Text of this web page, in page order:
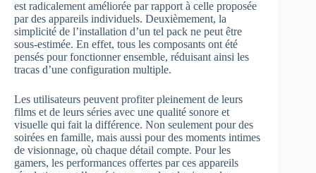
est radicalement améliorée par rapport à celle proposée
par des appareils individuels. Deuxièmement, la
simplicité de l’installation d’un tel pack ne peut être
sous-estimée. En effet, tous les composants ont été
pensés pour fonctionner ensemble, réduisant ainsi les
tracas d’une configuration multiple.
Les utilisateurs peuvent profiter pleinement de leurs
films et de leurs séries avec une qualité sonore et
visuelle qui fait la différence. Non seulement pour des
soirées en famille, mais aussi pour des moments intimes
de visionnage, où chaque détail compte. Pour les
gamers, les performances offertes par ces appareils